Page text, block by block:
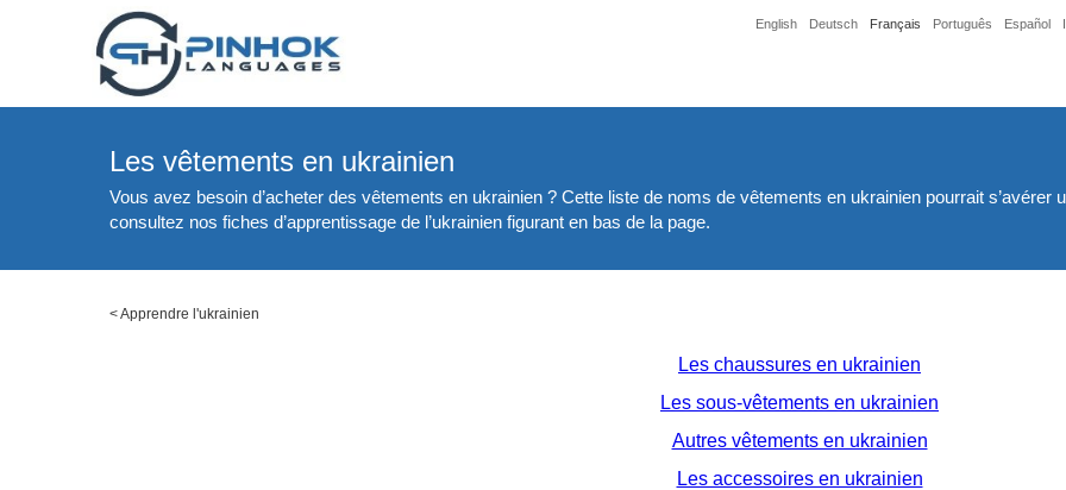
English Deutsch Français Português Español
Les vêtements en ukrainien
Vous avez besoin d’acheter des vêtements en ukrainien ? Cette liste de noms de vêtements en ukrainien pourrait s’avérer
consultez nos fiches d’apprentissage de l’ukrainien figurant en bas de la page.
<Apprendre l'ukrainien
Les chaussures en ukrainien
Les sous-vêtements en ukrainien
Autres vêtements en ukrainien
Les accessoires en ukrainien